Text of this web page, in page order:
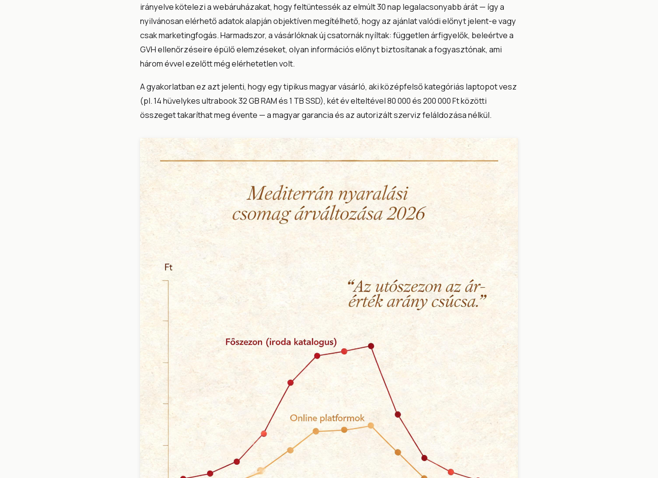
irányelve kötelezi a webáruházakat, hogy feltüntessék az elmúlt 30 nap legalacsonyabb árát — így a
nyilvánosan elérhető adatok alapján objektíven megítélhető, hogy az ajánlat valódi előnyt jelent-e vagy
csak marketingfogás. Harmadszor, a vásárlóknak új csatornák nyíltak: független árfigyelők, beleértve a
GVH ellenőrzéseire épülő elemzéseket, olyan információs előnyt biztosítanak a fogyasztónak, ami
három évvel ezelőtt még elérhetetlen volt.
A gyakorlatban ez azt jelenti, hogy egy tipikus magyar vásárló, aki középfelső kategóriás laptopot vesz
(pl. 14 hüvelykes ultrabook 32 GB RAM és 1 TB SSD), két év elteltével 80 000 és 200 000 Ft közötti
összeget takaríthat meg évente — a magyar garancia és az autorizált szerviz feláldozása nélkül.